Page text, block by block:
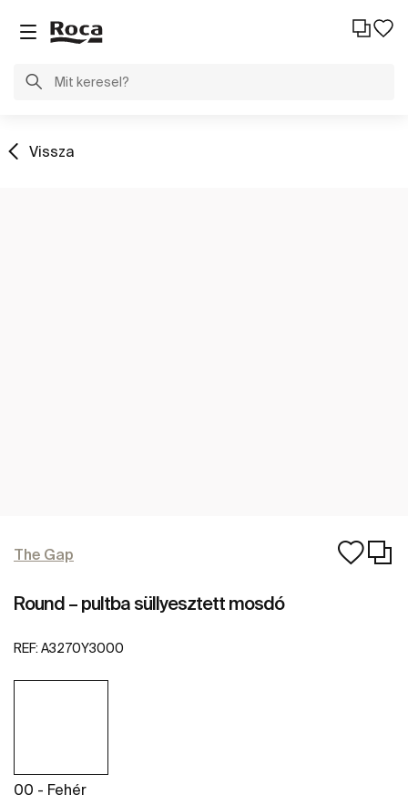
Vissza
The Gap
Round – pultba süllyesztett mosdó
REF: A3270Y3000
00 - Fehér